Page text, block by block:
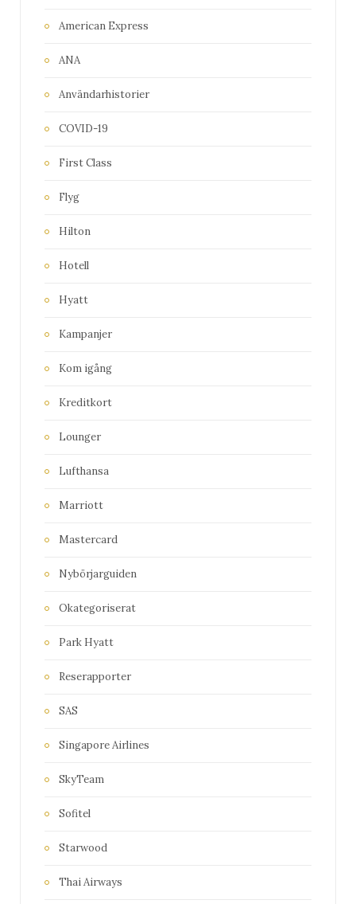
American Express
ANA
Användarhistorier
COVID-19
First Class
Flyg
Hilton
Hotell
Hyatt
Kampanjer
Kom igång
Kreditkort
Lounger
Lufthansa
Marriott
Mastercard
Nybörjarguiden
Okategoriserat
Park Hyatt
Reserapporter
SAS
Singapore Airlines
SkyTeam
Sofitel
Starwood
Thai Airways